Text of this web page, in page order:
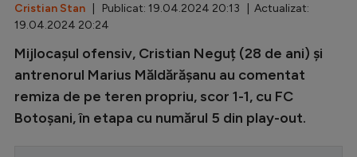
Clasamente
Champions League
Europa League
Cristian Stan | Publicat: 19.04.2024 20:13 | Actualizat:
19.04.2024 20:24
Mijlocașul ofensiv, Cristian Neguț (28 de ani) și
antrenorul Marius Măldărășanu au comentat
remiza de pe teren propriu, scor 1-1, cu FC
Botoșani, în etapa cu numărul 5 din play-out.